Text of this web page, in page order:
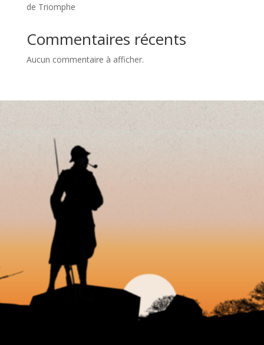
de Triomphe
Commentaires récents
Aucun commentaire à afficher.
MEMORIAL DORMANS